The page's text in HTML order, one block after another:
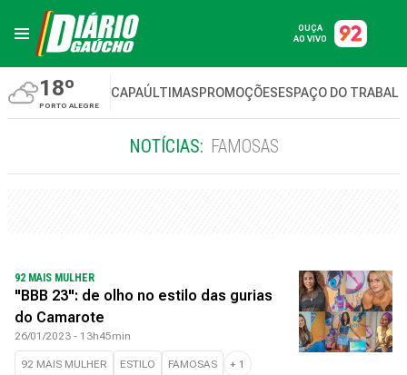
OUÇA
AO VIVO
18º
PORTO ALEGRE
CAPAÚLTIMASPROMOÇÕESESPAÇO DO
NOTÍCIAS: FAMOSAS
92 MAIS MULHER
"BBB 23": de olho no estilo das gurias
do Camarote
26/01/2023 - 13h45min
92 MAIS MULHER ESTILO FAMOSAS + 1